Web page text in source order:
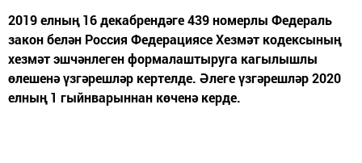
2019 елның 16 декабрендәге 439 номерлы Федераль
закон белән Россия Федерациясе Хезмәт кодексының
хезмәт эшчәнлеген формалаштыруга кагылышлы
өлешенә үзгәрешләр кертелде. Әлеге үзгәрешләр 2020
елның 1 гыйнварыннан көченә керде.